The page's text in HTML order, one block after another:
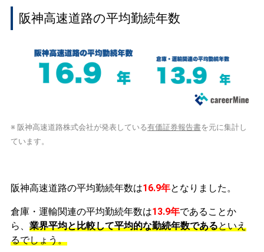
阪神高速道路の平均勤続年数
※ 阪神高速道路株式会社が発表している有価証券報告書を元に集計し
ています。
阪神高速道路の平均勤続年数は16.9年となりました。
倉庫・運輸関連の平均勤続年数は13.9年であることか
ら、 業界平均と比較して平均的な勤続年数であるといえ
るでしょう。